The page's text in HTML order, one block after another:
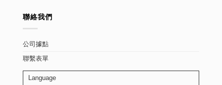
聯絡我們
公司據點
聯繫表單
Language